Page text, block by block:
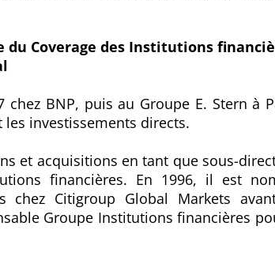
du Coverage des Institutions
BNP, puis au Groupe E. Stern à
investissements directs.
et acquisitions en tant que sous-
financières. En 1996, il est
chez Citigroup Global Markets
Groupe Institutions financières